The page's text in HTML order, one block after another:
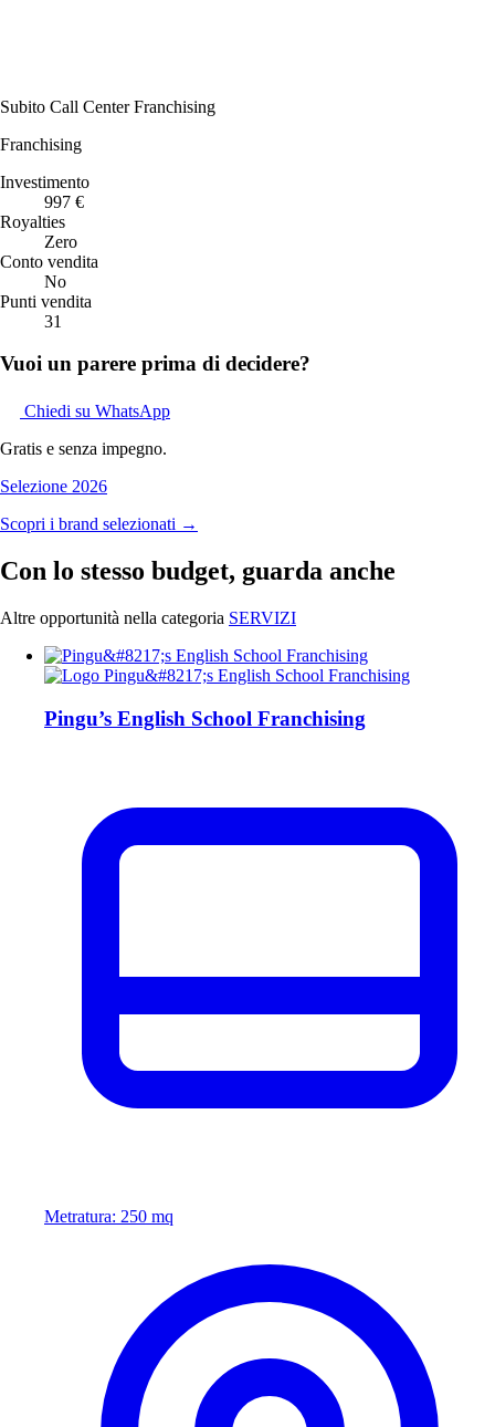
Subito Call Center Franchising
Franchising
Investimento
997 €
Royalties
Zero
Conto vendita
No
Punti vendita
31
Vuoi un parere prima di decidere?
Chiedi su WhatsApp
Gratis e senza impegno.
Selezione 2026
Scopri i brand selezionati →
Con lo stesso budget, guarda anche
Altre opportunità nella categoria SERVIZI
Pingu’s English School Franchising
Metratura: 250 mq